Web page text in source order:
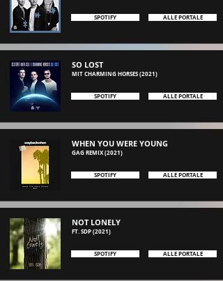
SPOTIFY ALLE PORTALE
SO LOST
MIT CHARMING HORSES (2021)
SPOTIFY ALLE PORTALE
WHEN YOU WERE YOUNG
GAG REMIX (2021)
SPOTIFY ALLE PORTALE
NOT LONELY
FT. SDP (2021)
SPOTIFY ALLE PORTALE